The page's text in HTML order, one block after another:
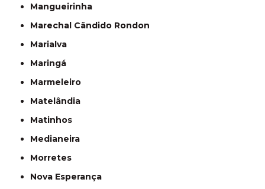
Mangueirinha
Marechal Cândido Rondon
Marialva
Maringá
Marmeleiro
Matelândia
Matinhos
Medianeira
Morretes
Nova Esperança